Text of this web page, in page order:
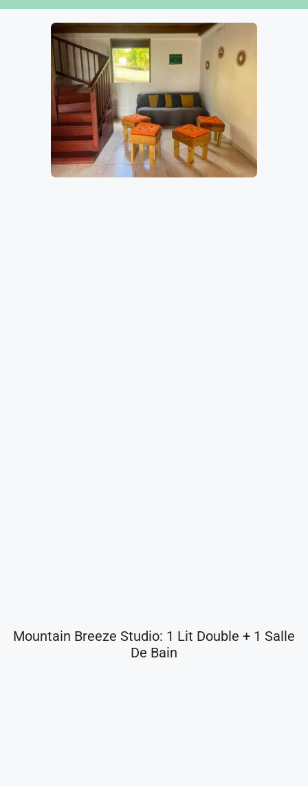
Mountain Breeze Studio: 1 Lit Double + 1 Salle
De Bain